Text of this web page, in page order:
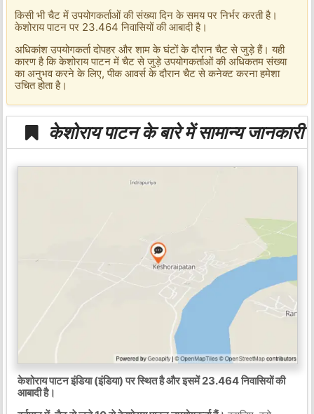
किसी भी चैट में उपयोगकर्ताओं की संख्या दिन के समय पर निर्भर करती है।
केशोराय पाटन पर 23.464 निवासियों की आबादी है।
अधिकांश उपयोगकर्ता दोपहर और शाम के घंटों के दौरान चैट से जुड़े हैं। यही
कारण है कि केशोराय पाटन में चैट से जुड़े उपयोगकर्ताओं की अधिकतम संख्या
का अनुभव करने के लिए, पीक आवर्स के दौरान चैट से कनेक्ट करना हमेशा
उचित होता है।
केशोराय पाटन के बारे में सामान्य जानकारी
केशोराय पाटन इंडिया (इंडिया) पर स्थित है और इसमें 23.464 निवासियों की
आबादी है।